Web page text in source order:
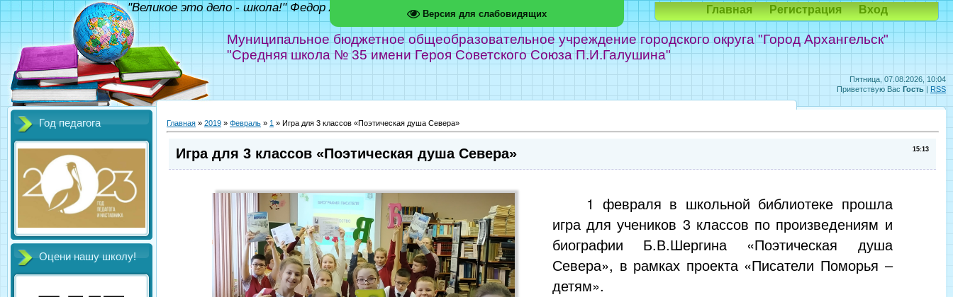
Версия для слабовидящих
Пятница, 07.08.2026, 10:04
Приветствую Вас Гость | RSS
Муниципальное бюджетное общеобразовательное учреждение городского округа "Город Архангельск"
"Средняя школа № 35 имени Героя Советского Союза П.И.Галушина"
"Великое это дело - школа!" Федор Абрамов Главная Регистрация Вход
Год педагога
Оцени нашу школу!
Главная » 2019 » Февраль » 1 » Игра для 3 классов «Поэтическая душа Севера»
15:13
Игра для 3 классов «Поэтическая душа Севера»
1 февраля в школьной библиотеке прошла
игра для учеников 3 классов по произведениям и
биографии Б.В.Шергина «Поэтическая душа
Севера», в рамках проекта «Писатели Поморья –
детям».